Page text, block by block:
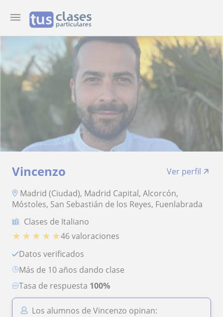
Vincenzo
Ver perfil
Madrid (Ciudad), Madrid Capital, Alcorcón,
Móstoles, San Sebastián de los Reyes, Fuenlabrada
Clases de Italiano
★ ★ ★ ★ ★46 valoraciones
Datos verificados
más de 10 años dando clase
Tasa de respuesta 100%
Los alumnos de Vincenzo opinan: